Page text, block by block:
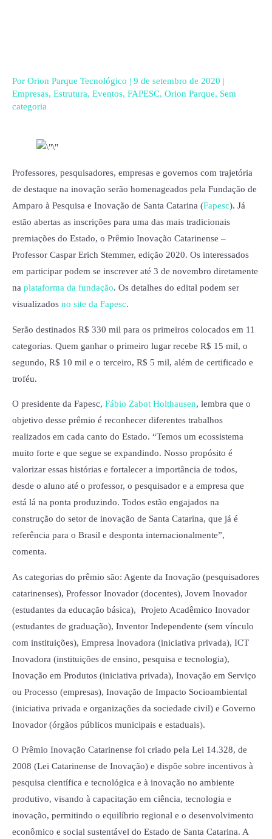
Por Orion Parque Tecnológico | 9 de setembro de 2020 |
Empresas, Estrutura, Eventos, FAPESC, Orion Parque, Sem
categoria
Professores, pesquisadores, empresas e governos com trajetória
de destaque na inovação serão homenageados pela Fundação de
Amparo à Pesquisa e Inovação de Santa Catarina (Fapesc). Já
estão abertas as inscrições para uma das mais tradicionais
premiações do Estado, o Prêmio Inovação Catarinense –
Professor Caspar Erich Stemmer, edição 2020. Os interessados
em participar podem se inscrever até 3 de novembro diretamente
na plataforma da fundação. Os detalhes do edital podem ser
visualizados no site da Fapesc.
Serão destinados R$ 330 mil para os primeiros colocados em 11
categorias. Quem ganhar o primeiro lugar recebe R$ 15 mil, o
segundo, R$ 10 mil e o terceiro, R$ 5 mil, além de certificado e
troféu.
O presidente da Fapesc, Fábio Zabot Holthausen, lembra que o
objetivo desse prêmio é reconhecer diferentes trabalhos
realizados em cada canto do Estado. “Temos um ecossistema
muito forte e que segue se expandindo. Nosso propósito é
valorizar essas histórias e fortalecer a importância de todos,
desde o aluno até o professor, o pesquisador e a empresa que
está lá na ponta produzindo. Todos estão engajados na
construção do setor de inovação de Santa Catarina, que já é
referência para o Brasil e desponta internacionalmente”,
comenta.
As categorias do prêmio são: Agente da Inovação (pesquisadores
catarinenses), Professor Inovador (docentes), Jovem Inovador
(estudantes da educação básica), Projeto Acadêmico Inovador
(estudantes de graduação), Inventor Independente (sem vínculo
com instituições), Empresa Inovadora (iniciativa privada), ICT
Inovadora (instituições de ensino, pesquisa e tecnologia),
Inovação em Produtos (iniciativa privada), Inovação em Serviço
ou Processo (empresas), Inovação de Impacto Socioambiental
(iniciativa privada e organizações da sociedade civil) e Governo
Inovador (órgãos públicos municipais e estaduais).
O Prêmio Inovação Catarinense foi criado pela Lei 14.328, de
2008 (Lei Catarinense de Inovação) e dispõe sobre incentivos à
pesquisa científica e tecnológica e à inovação no ambiente
produtivo, visando à capacitação em ciência, tecnologia e
inovação, permitindo o equilíbrio regional e o desenvolvimento
econômico e social sustentável do Estado de Santa Catarina. A